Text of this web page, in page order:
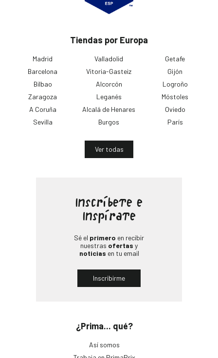
Tiendas por Europa
Madrid
Barcelona
Bilbao
Zaragoza
A Coruña
Sevilla
Valladolid
Vitoria-Gasteiz
Alcorcón
Leganés
Alcalá de Henares
Burgos
Getafe
Gijón
Logroño
Móstoles
Oviedo
París
Ver todas
¿Prima... qué?
Así somos
Inscríbete e
Inspírate
Sé el primero en recibir
nuestras ofertas y
noticias en tu email
Inscribirme